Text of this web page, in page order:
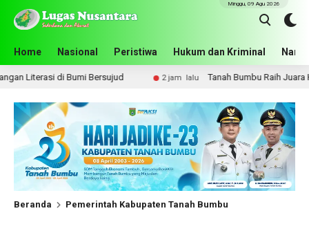
Home Nasional Peristiwa Hukum dan Kriminal
Minggu, 09 Agu 2026
Bersujud 2 jam lalu Tanah Bumbu Raih Juara Harapan 2
Beranda Pemerintah Kabupaten Tanah Bumbu